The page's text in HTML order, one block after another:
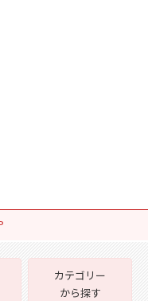
カテゴリー
から探す